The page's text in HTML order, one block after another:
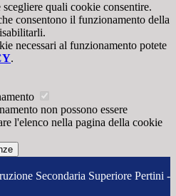
quali cookie consentire.
consentono il funzionamento della
necessari al funzionamento potete
.
non possono essere
l'elenco nella pagina della cookie
Secondaria Superiore Pertini -